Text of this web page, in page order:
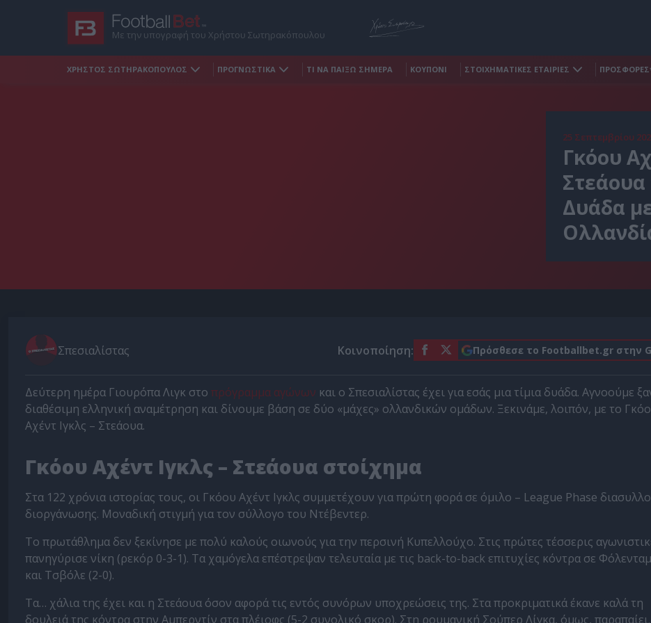
Με την υπογραφή του Χρήστου Σωτηρακόπουλου
ΧΡΗΣΤΟΣ ΣΩΤΗΡΑΚΟΠΟΥΛΟΣ ΠΡΟΓΝΩΣΤΙΚΑ ΤΙ ΝΑ ΠΑΙΞΩ ΣΗΜΕΡΑ ΚΟΥΠΟΝΙ ΣΤΟΙΧΗΜΑΤΙΚΕΣ ΕΤΑΙΡΙΕΣ
25 Σεπτεμβρίου
Γκόου
Δυάδα
Σπεσιαλίστας Κοινοποίηση: Πρόσθεσε το Footballbet.gr στην
Δεύτερη ημέρα Γιουρόπα Λιγκ στο πρόγραμμα αγώνων και ο Σπεσιαλίστας έχει για εσάς μια τίμια δυάδα. Αγνοούμε
διαθέσιμη ελληνική αναμέτρηση και δίνουμε βάση σε δύο «μάχες» ολλανδικών ομάδων. Ξεκινάμε, λοιπόν, με το
Αχέντ Ιγκλς – Στεάουα.
Γκόου Αχέντ Ιγκλς – Στεάουα στοίχημα
Στα 122 χρόνια ιστορίας τους, οι Γκόου Αχέντ Ιγκλς συμμετέχουν για πρώτη φορά σε όμιλο – League Phase
διοργάνωσης. Μοναδική στιγμή για τον σύλλογο του Ντέβεντερ.
Το πρωτάθλημα δεν ξεκίνησε με πολύ καλούς οιωνούς για την περσινή Κυπελλούχο. Στις πρώτες τέσσερις
πανηγύρισε νίκη (ρεκόρ 0-3-1). Τα χαμόγελα επέστρεψαν τελευταία με τις back-to-back επιτυχίες κόντρα σε
και Τσβόλε (2-0).
Τα… χάλια της έχει και η Στεάουα όσον αφορά τις εντός συνόρων υποχρεώσεις της. Στα προκριματικά έκανε καλά τη
δουλειά της κόντρα στην Αμπερντίν στα πλέιοφς (5-2 συνολικό σκορ). Στη ρουμανική Σούπερ Λίγκα, όμως, παραπαίει.